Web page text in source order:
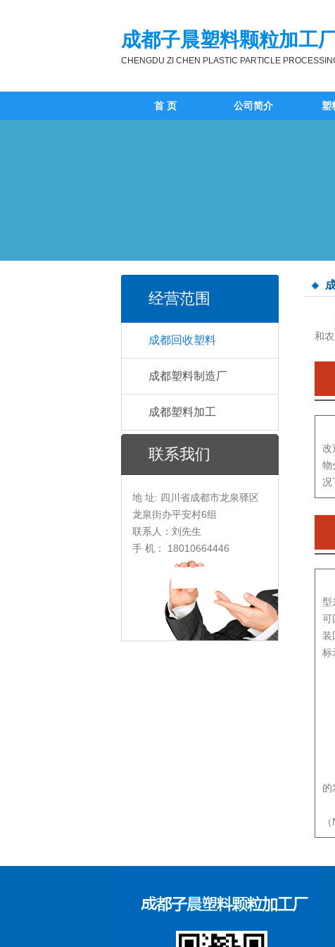
成都子晨塑料颗粒加工
CHENGDU ZI CHEN PLASTIC PARTICLE
首 页 公司简介 塑
经营范围
成都回收塑料
成都塑料制造厂
成都塑料加工
联系我们
地 址: 四川省成都市龙泉驿区
龙泉街办平安村6组
联系人：刘先生
手 机： 18010664446
和农
改
物
况
型
可
装
标
的